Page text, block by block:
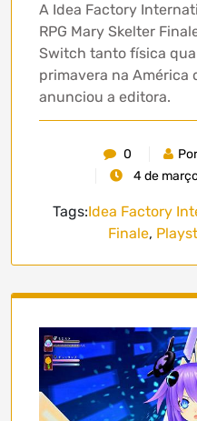
A Idea Factory
RPG Mary Skelter
Switch tanto física
primavera na América
anunciou a editora.
0
4 de
Tags:Idea Factory
Finale,